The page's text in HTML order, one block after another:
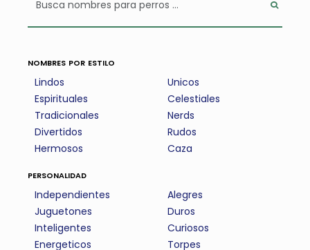
nombres por estilo
Lindos
Espirituales
Tradicionales
Divertidos
Hermosos
Unicos
Celestiales
Nerds
Rudos
Caza
personalidad
Independientes
Juguetones
Inteligentes
Energeticos
Alegres
Duros
Curiosos
Torpes